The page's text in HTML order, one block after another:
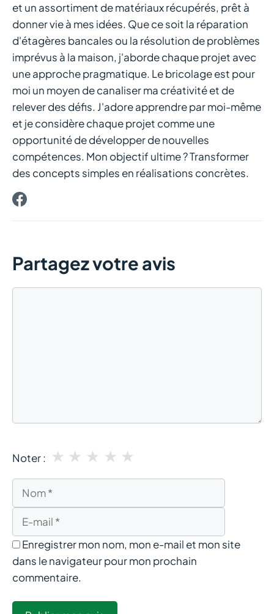
et un assortiment de matériaux récupérés, prêt à
donner vie à mes idées. Que ce soit la réparation
d'étagères bancales ou la résolution de problèmes
imprévus à la maison, j'aborde chaque projet avec
une approche pragmatique. Le bricolage est pour
moi un moyen de canaliser ma créativité et de
relever des défis. J'adore apprendre par moi-même
et je considère chaque projet comme une
opportunité de développer de nouvelles
compétences. Mon objectif ultime ? Transformer
des concepts simples en réalisations concrètes.
Partagez votre avis
Noter : ★
★
★
★
★
Nom
mail
Enregistrer mon nom, mon e-mail et mon site
dans le navigateur pour mon prochain
commentaire.